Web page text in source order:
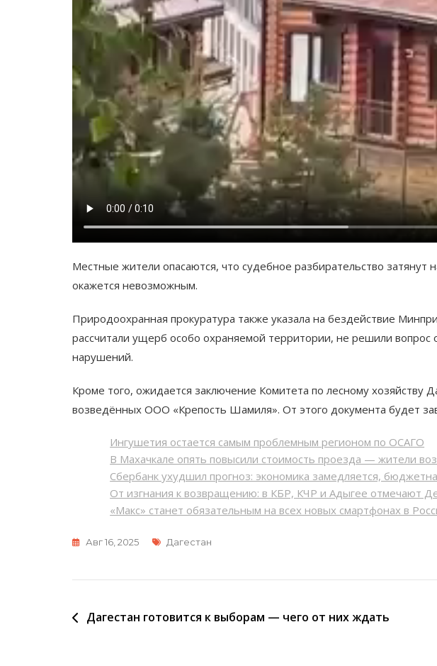
Местные жители опасаются, что судебное разбирательство
окажется невозможным.
Природоохранная прокуратура также указала на бездействие
рассчитали ущерб особо охраняемой территории, не решили вопрос
нарушений.
Кроме того, ожидается заключение Комитета по лесному хозяйству
возведённых ООО «Крепость Шамиля». От этого документа будет
Ингушетия остается самым проблемным регионом по ОСАГО
В Махачкале опять повысили стоимость проезда — жители
Сбербанк ухудшил прогноз: экономика замедляется,
От изгнания к возвращению: в КБР, КЧР и Адыгее отмечают
«Макс» станет обязательным на всех новых смартфонах в
Авг 16, 2025 Метки
Дагестан
Навигация
Дагестан готовится к выборам — чего от них ждать